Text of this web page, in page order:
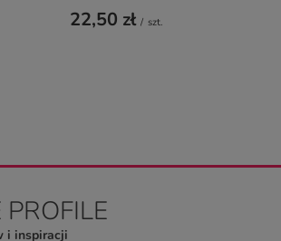
22,50 zł / szt.
i inspiracji